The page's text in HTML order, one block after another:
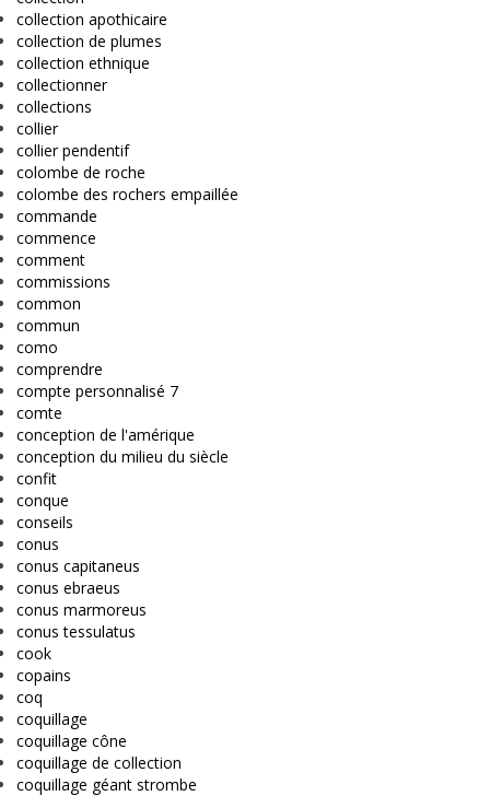
collection apothicaire
collection de plumes
collection ethnique
collectionner
collections
collier
collier pendentif
colombe de roche
colombe des rochers empaillée
commande
commence
comment
commissions
common
commun
como
comprendre
compte personnalisé 7
comte
conception de l'amérique
conception du milieu du siècle
confit
conque
conseils
conus
conus capitaneus
conus ebraeus
conus marmoreus
conus tessulatus
cook
copains
coq
coquillage
coquillage cône
coquillage de collection
coquillage géant strombe